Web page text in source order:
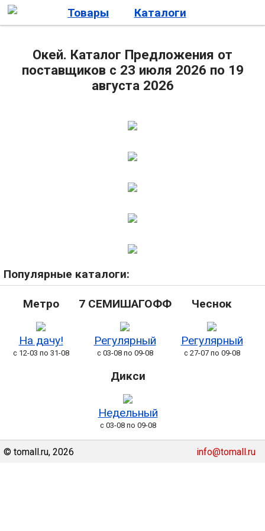
Окей. Каталог Предложения от
поставщиков с 23 июля 2026 по 19
августа 2026
Товары Каталоги
Популярные каталоги:
Метро
На дачу!
с 12-03 по 31-08
7 СЕМИШАГОФФ
Регулярный
с 03-08 по 09-08
Чеснок
Регулярный
с 27-07 по 09-08
Дикси
Недельный
с 03-08 по 09-08
© tomall.ru, 2026 info@tomall.ru